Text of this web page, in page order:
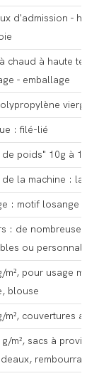
d'admission -
chaud à haute
- emballage
vierge
: filé-lié
de poids" 10g à
la machine :
: motif losange
: de nombreuses
ou
m², pour usage
blouse
m², couvertures
m², sacs à
rembourrage